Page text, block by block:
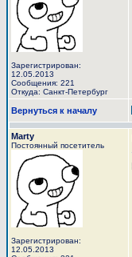
Зарегистрирован:
12.05.2013
Сообщения: 221
Откуда: Санкт-Петербург
Вернуться к началу
Marty
Постоянный посетитель
Зарегистрирован:
12.05.2013